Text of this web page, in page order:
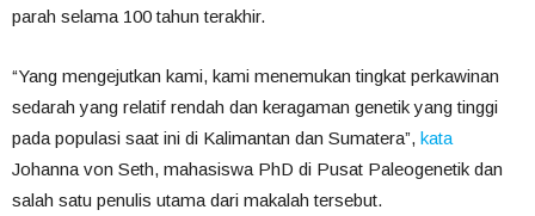
parah selama 100 tahun terakhir.
“Yang mengejutkan kami, kami menemukan tingkat perkawinan
sedarah yang relatif rendah dan keragaman genetik yang tinggi
pada populasi saat ini di Kalimantan dan Sumatera”, kata
Johanna von Seth, mahasiswa PhD di Pusat Paleogenetik dan
salah satu penulis utama dari makalah tersebut.